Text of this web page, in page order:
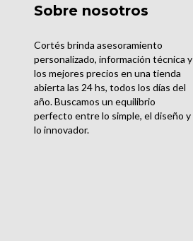
Sobre nosotros
Cortés brinda asesoramiento
personalizado, información técnica y
los mejores precios en una tienda
abierta las 24 hs, todos los días del
año. Buscamos un equilibrio
perfecto entre lo simple, el diseño y
lo innovador.